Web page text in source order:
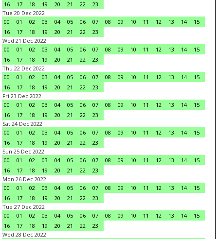
16
17 18 19 20 21 22
23
Tue 20 Dec 2022
00
01 02 03 04 05 06 07 08 09 10 11 12 13 14
15
16
17 18 19 20 21 22
23
Wed 21 Dec 2022
00
01 02 03 04 05 06 07 08 09 10 11 12 13 14
15
16
17 18 19 20 21 22
23
Thu 22 Dec 2022
00
01 02 03 04 05 06 07 08 09 10 11 12 13 14
15
16
17 18 19 20 21 22
23
Fri 23 Dec 2022
00
01 02 03 04 05 06 07 08 09 10 11 12 13 14
15
16
17 18 19 20 21 22
23
Sat 24 Dec 2022
00
01 02 03 04 05 06 07 08 09 10 11 12 13 14
15
16
17 18 19 20 21 22
23
Sun 25 Dec 2022
00
01 02 03 04 05 06 07 08 09 10 11 12 13 14
15
16
17 18 19 20 21 22
23
Mon 26 Dec 2022
00
01 02 03 04 05 06 07 08 09 10 11 12 13 14
15
16
17 18 19 20 21 22
23
Tue 27 Dec 2022
00
01 02 03 04 05 06 07 08 09 10 11 12 13 14
15
16
17 18 19 20 21 22
23
Wed 28 Dec 2022